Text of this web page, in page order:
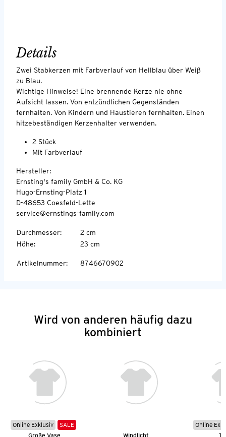
Details
Zwei Stabkerzen mit Farbverlauf von Hellblau über Weiß
zu Blau.
Wichtige Hinweise! Eine brennende Kerze nie ohne
Aufsicht lassen. Von entzündlichen Gegenständen
fernhalten. Von Kindern und Haustieren fernhalten. Einen
hitzebeständigen Kerzenhalter verwenden.
2 Stück
Mit Farbverlauf
Hersteller:
Ernsting's family GmbH & Co. KG
Hugo-Ernsting-Platz 1
D-48653 Coesfeld-Lette
service@ernstings-family.com
Durchmesser:
2 cm
Höhe: 23 cm
Artikelnummer: 8746670902
Wird von anderen häufig dazu
kombiniert
Online Exklusiv
SALE
Große Vase
Windlicht
Online